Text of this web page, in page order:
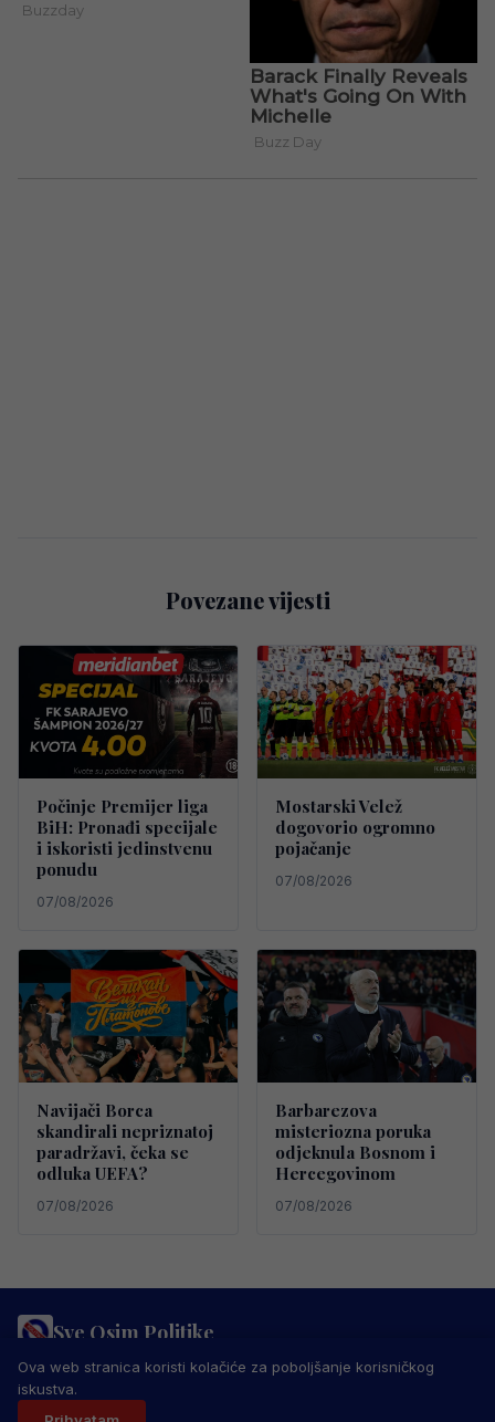
Povezane vijesti
Počinje Premijer liga
BiH: Pronađi specijale
i iskoristi jedinstvenu
ponudu
07/08/2026
Mostarski Velež
dogovorio ogromno
pojačanje
07/08/2026
Navijači Borca
skandirali nepriznatoj
paradržavi, čeka se
odluka UEFA?
07/08/2026
Barbarezova
misteriozna poruka
odjeknula Bosnom i
Hercegovinom
07/08/2026
Sve Osim Politike
PRAVILA PRIVATNOSTIMARKETING USLOVI KORIŠTENJA
IMPRESSUM
© 2026 Sve Osim Politike. Sva prava zadržana.
Ova web stranica koristi kolačiće za poboljšanje korisničkog
iskustva.